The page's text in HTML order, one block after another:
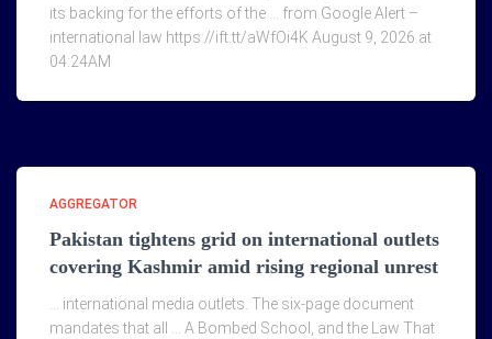
its backing for the efforts of the … from Google Alert –
international law https://ift.tt/aWfOi4K August 9, 2026 at
04:24AM
AGGREGATOR
Pakistan tightens grid on international outlets
covering Kashmir amid rising regional unrest
… international media outlets. The six-page document
mandates that all … A Bombed School, and the Law That